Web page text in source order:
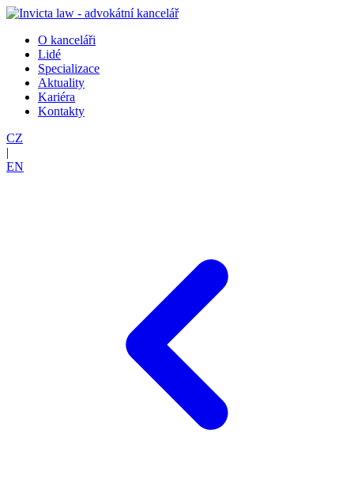
O kanceláři
Lidé
Specializace
Aktuality
Kariéra
Kontakty
CZ
|
EN